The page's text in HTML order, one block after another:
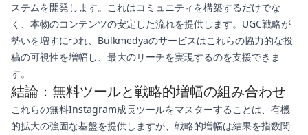
ステムを開発します。これはコミュニティを構築するだけでな
く、本物のコンテンツの安定した流れを提供します。UGC戦略が
勢いを増すにつれ、Bulkmedyaのサービスはこれらの協力的な投
稿の可視性を増幅し、最大のリーチを実現するのを支援できま
す。
結論：無料ツールと戦略的増幅の組み合わせ
これらの無料Instagram成長ツールをマスターすることは、有機
的拡大の強固な基盤を提供しますが、戦略的増幅は結果を指数関